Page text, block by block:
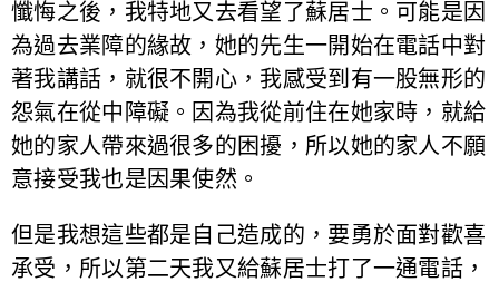
懺悔之後，我特地又去看望了蘇居士。可能是因
為過去業障的緣故，她的先生一開始在電話中對
著我講話，就很不開心，我感受到有一股無形的
怨氣在從中障礙。因為我從前住在她家時，就給
她的家人帶來過很多的困擾，所以她的家人不願
意接受我也是因果使然。
但是我想這些都是自己造成的，要勇於面對歡喜
承受，所以第二天我又給蘇居士打了一通電話，